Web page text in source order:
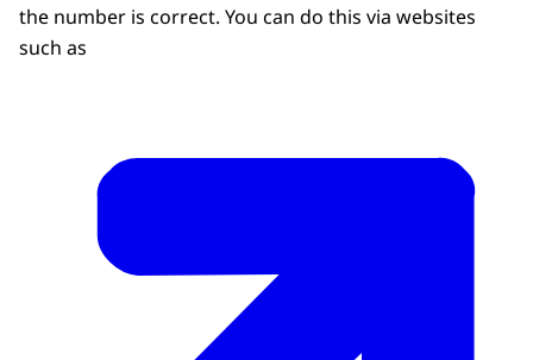
- REALITEIT -
De zogenaamde Tech Support Scam
(helpdeskfraude).
- FICTIE -
Amit neemt een slok energy drink. Hij zet
een headphone op en drukt op een knop
op zijn toetsenbord. Een ringtone gaat over.
the number is correct. You can do this via websites
such as